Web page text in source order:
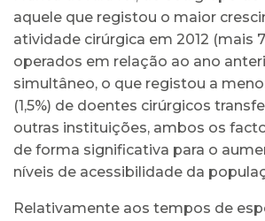
aquele que registou o maior
atividade cirúrgica em 2012 (mais
operados em relação ao ano
simultâneo, o que registou a
(1,5%) de doentes cirúrgicos
outras instituições, ambos os
de forma significativa para o
níveis de acessibilidade da
Relativamente aos tempos de